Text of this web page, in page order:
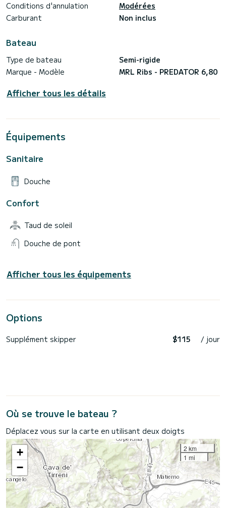
Conditions d'annulation
Modérées
Carburant
Non inclus
Bateau
Type de bateau
Semi-rigide
Marque - Modèle
MRL Ribs - PREDATOR 6,80
Afficher tous les détails
Équipements
Sanitaire
Douche
Confort
Taud de soleil
Douche de pont
Afficher tous les équipements
Options
Supplément skipper $115 / jour
Où se trouve le bateau ?
Déplacez vous sur la carte en utilisant deux doigts
+
−
2 km
1 mi